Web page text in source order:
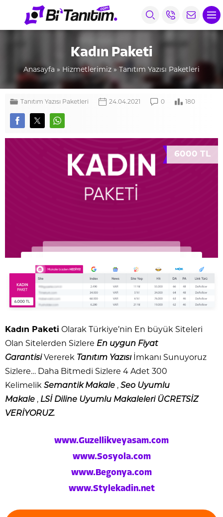
Kadın Paketi
Anasayfa » Hizmetlerimiz » Tanıtım Yazısı Paketleri
Tanıtım Yazısı Paketleri 24.04.2021 0 180
6000 TL
Kadın Paketi Olarak Türkiye’nin En büyük Siteleri
Olan Sitelerden Sizlere En uygun Fiyat
GarantisiVererek Tanıtım Yazısıİmkanı Sunuyoruz
Sizlere… Daha Bitmedi Sizlere 4 Adet 300
Kelimelik Semantik Makale , Seo Uyumlu
Makale , LSİ Diline Uyumlu Makaleleri ÜCRETSİZ
VERİYORUZ.
www.Guzellikveyasam.com
www.Sosyola.com
www.Begonya.com
www.Stylekadin.net